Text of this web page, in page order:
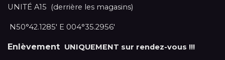
UNITÉ A15 (derrière les magasins)
N50°42.1285' E 004°35.2956'
Enlèvement UNIQUEMENT sur rendez-vous !!!